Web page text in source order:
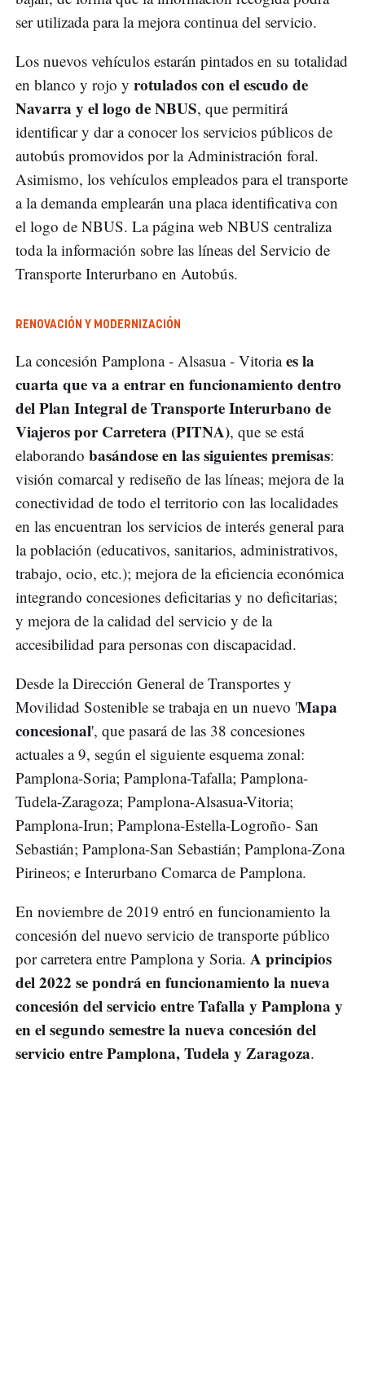
ser utilizada para la mejora continua del servicio.
Los nuevos vehículos estarán pintados en su totalidad
en blanco y rojo y rotulados con el escudo de
Navarra y el logo de NBUS, que permitirá
identificar y dar a conocer los servicios públicos de
autobús promovidos por la Administración foral.
Asimismo, los vehículos empleados para el transporte
a la demanda emplearán una placa identificativa con
el logo de NBUS. La página web NBUS centraliza
toda la información sobre las líneas del Servicio de
Transporte Interurbano en Autobús.
RENOVACIÓN Y MODERNIZACIÓN
La concesión Pamplona - Alsasua - Vitoriaes la
cuarta que va a entrar en funcionamiento dentro
del Plan Integral de Transporte Interurbano de
Viajeros por Carretera (PITNA), que se está
elaborando basándose en las siguientes premisas:
visión comarcal y rediseño de las líneas; mejora de la
conectividad de todo el territorio con las localidades
en las encuentran los servicios de interés general para
la población (educativos, sanitarios, administrativos,
trabajo, ocio, etc.); mejora de la eficiencia económica
integrando concesiones deficitarias y no deficitarias;
y mejora de la calidad del servicio y de la
accesibilidad para personas con discapacidad.
Desde la Dirección General de Transportes y
Movilidad Sostenible se trabaja en un nuevo 'Mapa
concesional', que pasará de las 38 concesiones
actuales a 9, según el siguiente esquema zonal:
Pamplona-Soria; Pamplona-Tafalla; Pamplona-
Tudela-Zaragoza; Pamplona-Alsasua-Vitoria;
Pamplona-Irun; Pamplona-Estella-Logroño- San
Sebastián; Pamplona-San Sebastián; Pamplona-Zona
Pirineos; e Interurbano Comarca de Pamplona.
En noviembre de 2019 entró en funcionamiento la
concesión del nuevo servicio de transporte público
por carretera entre Pamplona y Soria. A principios
del 2022 se pondrá en funcionamiento la nueva
concesión del servicio entre Tafalla y Pamplona y
en el segundo semestre la nueva concesión del
servicio entre Pamplona, Tudela y Zaragoza.